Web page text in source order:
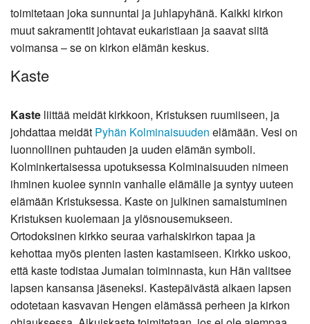
toimitetaan joka sunnuntai ja juhlapyhänä. Kaikki kirkon
muut sakramentit johtavat eukaristiaan ja saavat siitä
voimansa – se on kirkon elämän keskus.
Kaste
Kaste liittää meidät kirkkoon, Kristuksen ruumiiseen, ja
johdattaa meidät Pyhän Kolminaisuuden elämään. Vesi on
luonnollinen puhtauden ja uuden elämän symboli.
Kolminkertaisessa upotuksessa Kolminaisuuden nimeen
ihminen kuolee synnin vanhalle elämälle ja syntyy uuteen
elämään Kristuksessa. Kaste on julkinen samaistuminen
Kristuksen kuolemaan ja ylösnousemukseen.
Ortodoksinen kirkko seuraa varhaiskirkon tapaa ja
kehottaa myös pienten lasten kastamiseen. Kirkko uskoo,
että kaste todistaa Jumalan toiminnasta, kun Hän valitsee
lapsen kansansa jäseneksi. Kastepäivästä alkaen lapsen
odotetaan kasvavan Hengen elämässä perheen ja kirkon